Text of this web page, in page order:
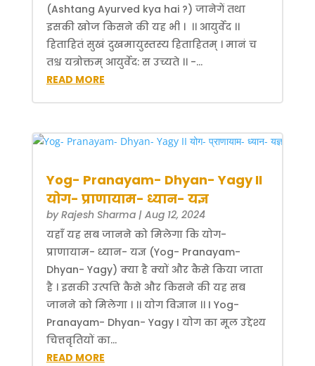
(Ashtang Ayurved kya hai ?) जानेगें तथा
इसकी खोज किसने की यह भी । ।। आयुर्वेद ।।
हिताहितं सुखं दुखमायुस्तस्य हिताहितम् । मानं च
तश्च यत्रोक्तम् आयुर्वेद: स उच्यते ।। -...
READ MORE
Yog- Pranayam- Dhyan- Yagy II
योग- प्राणायाम- ध्यान- यज्ञ
byRajesh Sharma| Aug 12, 2024
यहाँ यह सब जानने को मिलेगा कि योग-
प्राणायाम- ध्यान- यज्ञ (Yog- Pranayam-
Dhyan- Yagy) क्या है क्यों और कैसे किया जाता
है । इसकी उत्पत्ति कैसे और किसने की यह सब
जानने को मिलेगा । ।। योग विज्ञान ।। I Yog-
Pranayam- Dhyan- Yagy I योग का मूल उद्देश्य
चित्तवृतियों का...
READ MORE